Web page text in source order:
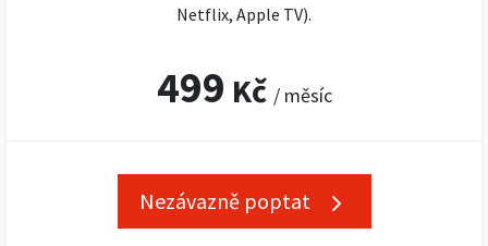
Netflix, Apple TV).
499 Kč / měsíc
Nezávazně poptat